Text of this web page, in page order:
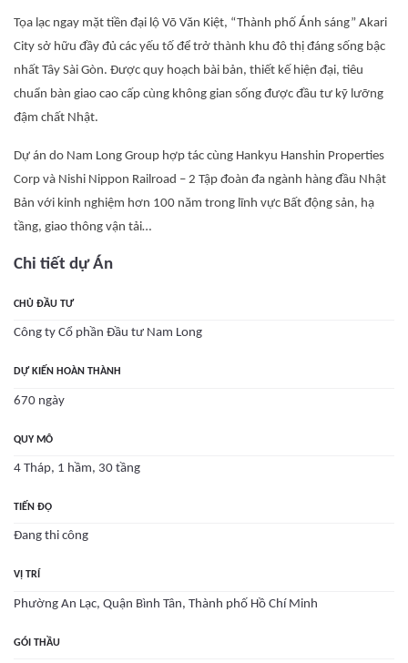
Tọa lạc ngay mặt tiền đại lộ Võ Văn Kiệt, “Thành phố Ánh sáng” Akari
City sở hữu đầy đủ các yếu tố để trở thành khu đô thị đáng sống bậc
nhất Tây Sài Gòn. Được quy hoạch bài bản, thiết kế hiện đại, tiêu
chuẩn bàn giao cao cấp cùng không gian sống được đầu tư kỹ lưỡng
đậm chất Nhật.
Dự án do Nam Long Group hợp tác cùng Hankyu Hanshin Properties
Corp và Nishi Nippon Railroad – 2 Tập đoàn đa ngành hàng đầu Nhật
Bản với kinh nghiệm hơn 100 năm trong lĩnh vực Bất động sản, hạ
tầng, giao thông vận tải…
Chi tiết dự Án
CHỦ ĐẦU TƯ
Công ty Cổ phần Đầu tư Nam Long
DỰ KIẾN HOÀN THÀNH
670 ngày
QUY MÔ
4 Tháp, 1 hầm, 30 tầng
TIẾN ĐỘ
Đang thi công
VỊ TRÍ
Phường An Lạc, Quận Bình Tân, Thành phố Hồ Chí Minh
GÓI THẦU